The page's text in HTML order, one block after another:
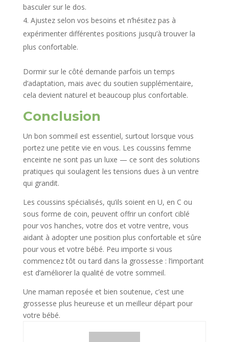
basculer sur le dos.
Ajustez selon vos besoins et n’hésitez pas à
expérimenter différentes positions jusqu’à trouver la
plus confortable.
Dormir sur le côté demande parfois un temps
d’adaptation, mais avec du soutien supplémentaire,
cela devient naturel et beaucoup plus confortable.
Conclusion
Un bon sommeil est essentiel, surtout lorsque vous
portez une petite vie en vous. Les coussins femme
enceinte ne sont pas un luxe — ce sont des solutions
pratiques qui soulagent les tensions dues à un ventre
qui grandit.
Les coussins spécialisés, qu’ils soient en U, en C ou
sous forme de coin, peuvent offrir un confort ciblé
pour vos hanches, votre dos et votre ventre, vous
aidant à adopter une position plus confortable et sûre
pour vous et votre bébé. Peu importe si vous
commencez tôt ou tard dans la grossesse : l’important
est d’améliorer la qualité de votre sommeil.
Une maman reposée et bien soutenue, c’est une
grossesse plus heureuse et un meilleur départ pour
votre bébé.